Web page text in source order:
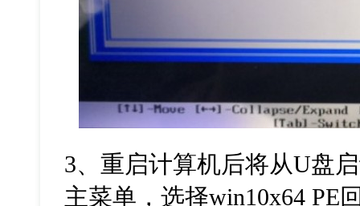
3、重启计算机后将从U盘
主菜单，选择win10x64 PE